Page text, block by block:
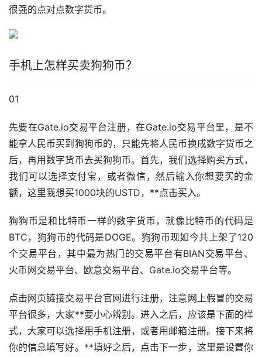
很强的点对点数字货币。
手机上怎样买卖狗狗币？
01
先要在Gate.io交易平台注册，在Gate.io交易平台里，是不
能拿人民币买到狗狗币的，只能先将人民币换成数字货币之
后，再用数字货币去买狗狗币。首先，我们选择购买方式，
我们可以选择支付宝 ，或者微信，然后输入你想要买的金
额，这里我想买1000块的USTD，**点击买入。
狗狗币是和比特币一样的数字货币，就像比特币的代码是
BTC，狗狗币的代码是DOGE。狗狗币现如今共上架了120
个交易平台，其中最为热门的交易平台有BIAN交易平台、
火币网交易平台、欧意交易平台、Gate.io交易平台等。
点击网页链接交易平台官网进行注册，注意网上假冒的交易
平台很多，大家**要小心辨别。进入之后，应该是下面的样
式，大家可以选择用手机注册，或者用邮箱注册。接下来将
你的信息填写好。**填好之后，点击下一步，这里是设置你